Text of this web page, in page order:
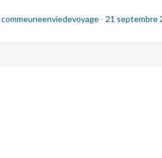
commeuneenviedevoyage - 21 septembre